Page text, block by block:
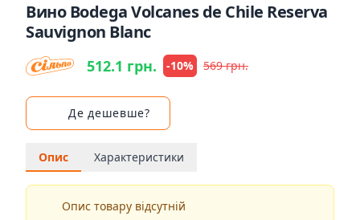
Вино Bodega Volcanes de Chile Reserva
Sauvignon Blanc
512.1 грн. -10% 569 грн.
Де дешевше?
Опис Характеристики
Опис товару відсутній